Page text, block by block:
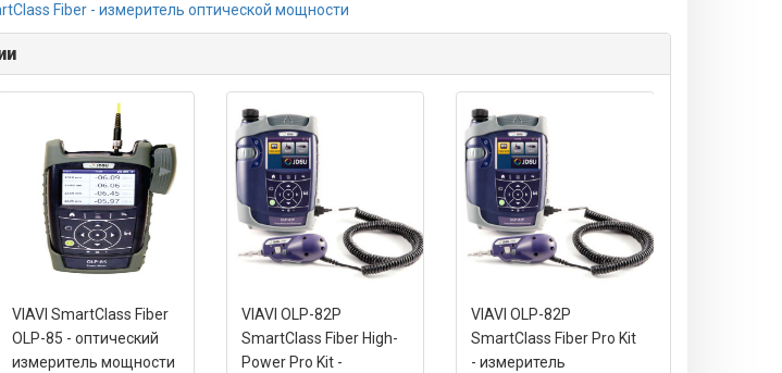
Fiber - измеритель оптической мощности
VIAVI SmartClass Fiber
OLP-85 - оптический
измеритель мощности
VIAVI OLP-82P
SmartClass Fiber High-
Power Pro Kit -
VIAVI OLP-82P
SmartClass Fiber Pro Kit
- измеритель